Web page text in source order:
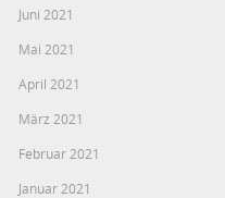
Juni 2021
Mai 2021
April 2021
März 2021
Februar 2021
Januar 2021